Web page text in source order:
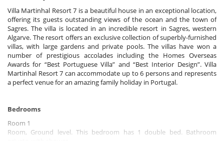
Villa Martinhal Resort 7 is a beautiful house in an exceptional location,
offering its guests outstanding views of the ocean and the town of
Sagres. The villa is located in an incredible resort in Sagres, western
Algarve. The resort offers an exclusive collection of superbly-furnished
villas, with large gardens and private pools. The villas have won a
number of prestigious accolades including the Homes Overseas
Awards for “Best Portuguese Villa” and “Best Interior Design”. Villa
Martinhal Resort 7 can accommodate up to 6 persons and represents
a perfect venue for an amazing family holiday in Portugal.
Bedrooms
Room 1
Room, Ground level. This bedroom has 1 double bed. Bathroom